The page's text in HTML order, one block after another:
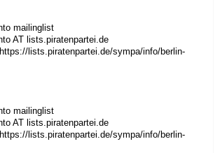
mailinglist
AT lists.piratenpartei.de
lists.piratenpartei.de/sympa/info/berlin-
mailinglist
AT lists.piratenpartei.de
lists.piratenpartei.de/sympa/info/berlin-